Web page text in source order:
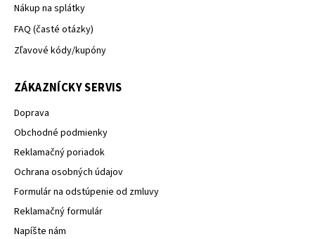
Nákup na splátky
FAQ (časté otázky)
Zľavové kódy/kupóny
ZÁKAZNÍCKY SERVIS
Doprava
Obchodné podmienky
Reklamačný poriadok
Ochrana osobných údajov
Formulár na odstúpenie od zmluvy
Reklamačný formulár
Napíšte nám